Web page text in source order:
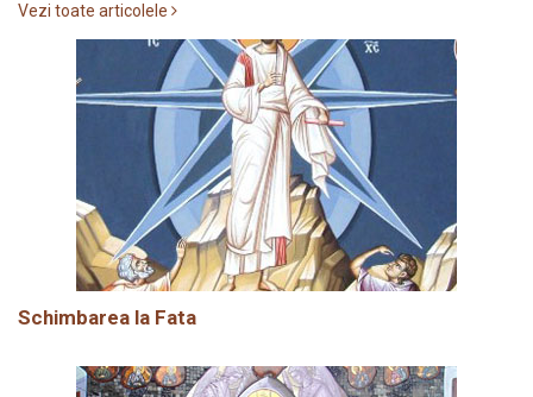
Vezi toate articolele
Schimbarea la Fata